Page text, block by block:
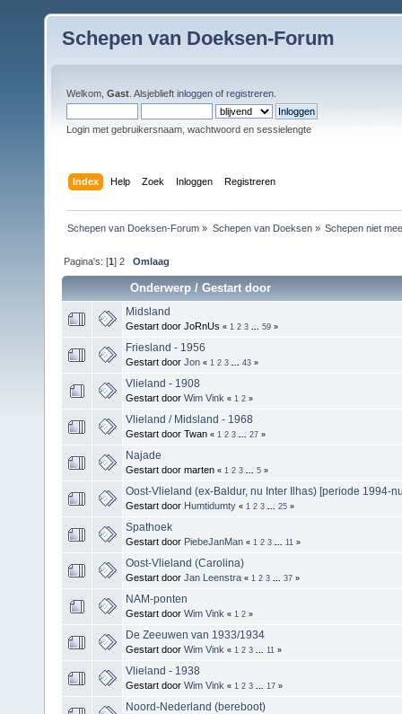
Schepen van Doeksen-Forum
Welkom, Gast . Alsjeblieft inloggen of registreren
Login met gebruikersnaam, wachtwoord en sessielengte
Index Help Zoek Inloggen Registreren
Schepen van Doeksen-Forum » Schepen van Doeksen» Schepen niet
Pagina's: [1]2 Omlaag
Onderwerp /Gestart door
Midsland
Gestart door JoRnUs « 1 2 3 59 »
Friesland - 1956
Gestart door Jon « 1 2 3 43 »
Vlieland - 1908
Gestart door Wim Vink « 1 2 »
Vlieland / Midsland - 1968
Gestart door Twan « 1 2 3 27 »
Najade
Gestart door marten « 1 2 3 5 »
Oost-Vlieland (ex-Baldur, nu Inter Ilhas) [periode 1994-
Gestart door Humtidumty « 1 2 3 25 »
Spathoek
Gestart door PiebeJanMan « 1 2 3 11 »
Oost-Vlieland (Carolina)
Gestart door Jan Leenstra « 1 2 3 37 »
NAM-ponten
Gestart door Wim Vink « 1 2 »
De Zeeuwen van 1933/1934
Gestart door Wim Vink « 1 2 3 11 »
Vlieland - 1938
Gestart door Wim Vink « 1 2 3 17 »
Noord-Nederland (bereboot)